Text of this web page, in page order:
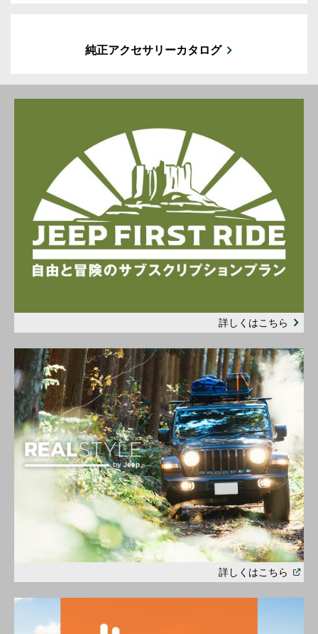
純正アクセサリーカタログ
詳しくはこちら
詳しくはこちら Open
in
a